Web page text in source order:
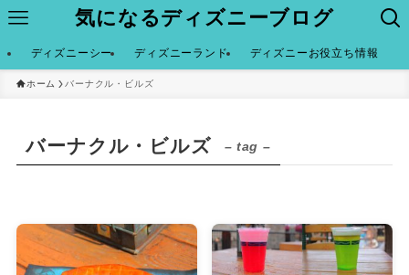
気になるディズニーブログ
ディズニーシー ディズニーランド ディズニーお役立ち情報
ホーム バーナクル・ビルズ
バーナクル・ビルズ – tag –